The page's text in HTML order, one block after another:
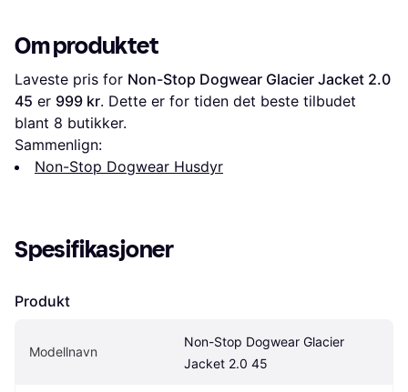
Om produktet
Laveste pris for Non-Stop Dogwear Glacier Jacket 2.0
45 er 999 kr. Dette er for tiden det beste tilbudet
blant 8 butikker.
Sammenlign:
Non-Stop Dogwear Husdyr
Spesifikasjoner
Produkt
Modellnavn
Non-Stop Dogwear Glacier
Jacket 2.0 45